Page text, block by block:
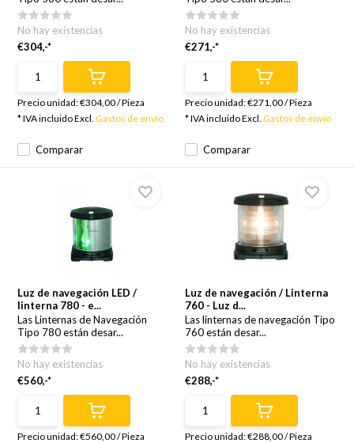
Comparar
No hay existencias
€304,-*
Precio unidad:€304,00/Pieza
* IVA incluido Excl.Gastos de envío
Comparar
No hay existencias
€271,-*
Precio unidad:€271,00/Pieza
* IVA incluido Excl. Gastos de envío
Luz de navegación LED /
linterna 780 - e...
Las Linternas de Navegación
Tipo 780 están desar...
No hay existencias
€560,-*
Precio unidad:€560,00/Pieza
Luz de navegación / Linterna
760 - Luz d...
Las linternas de navegación Tipo
760 están desar...
No hay existencias
€288,-*
Precio unidad:€288,00/Pieza